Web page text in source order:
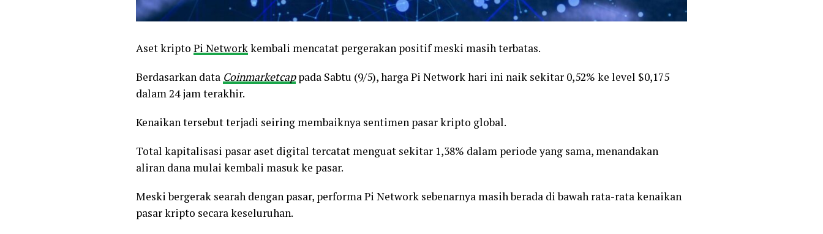
Aset kripto Pi Networkkembali mencatat pergerakan positif meski masih terbatas.
Berdasarkan data Coinmarketcappada Sabtu (9/5), harga Pi Network hari ini naik sekitar 0,52% ke level $0,175
dalam 24 jam terakhir.
Kenaikan tersebut terjadi seiring membaiknya sentimen pasar kripto global.
Total kapitalisasi pasar aset digital tercatat menguat sekitar 1,38% dalam periode yang sama, menandakan
aliran dana mulai kembali masuk ke pasar.
Meski bergerak searah dengan pasar, performa Pi Network sebenarnya masih berada di bawah rata-rata kenaikan
pasar kripto secara keseluruhan.